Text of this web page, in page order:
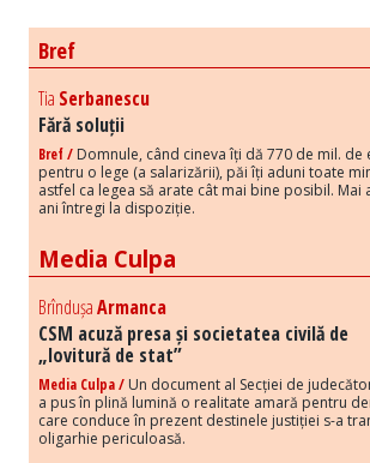
Bref
Tia Serbanescu
Fără soluții
Bref / Domnule, când cineva îți dă 770 de mil. de
pentru o lege (a salarizării), păi îți aduni toate
astfel ca legea să arate cât mai bine posibil. Mai
ani întregi la dispoziție.
Media Culpa
BrîndușaArmanca
CSM acuză presa și societatea civilă de
„lovitură de stat”
Media Culpa / Un document al Secției de
a pus în plină lumină o realitate amară pentru
care conduce în prezent destinele justiției s-a
oligarhie periculoasă.